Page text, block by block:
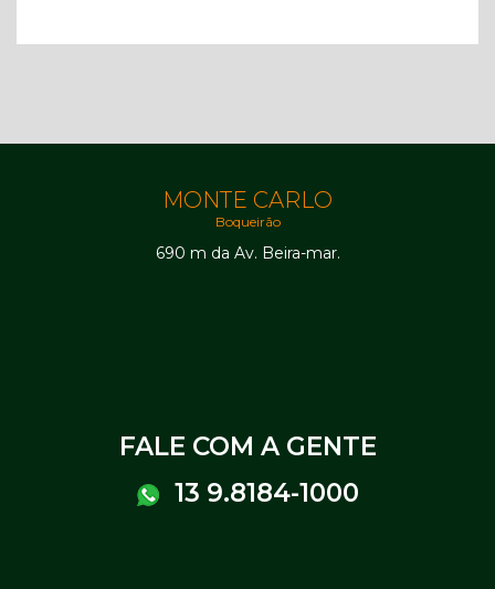
MONTE CARLO
Boqueirão
690 m da Av. Beira-mar.
FALE COM A GENTE
13 9.8184-1000